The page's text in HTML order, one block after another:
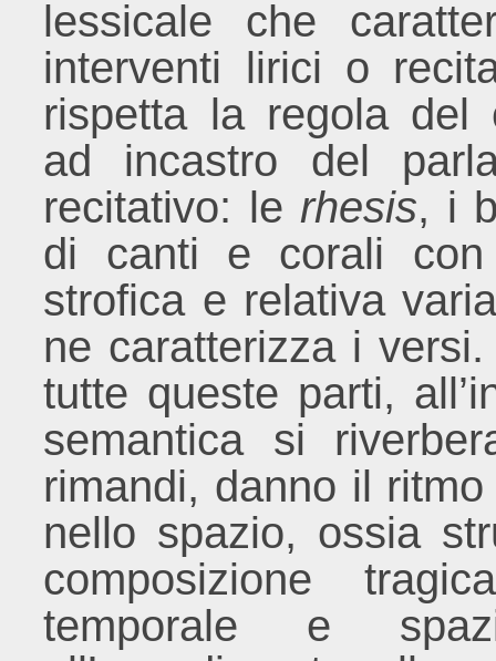
lessicale che
interventi lirici o
rispetta la regola del
ad incastro del
recitativo: le rhesis, i
di canti e corali con
strofica e relativa
ne caratterizza i versi.
tutte queste parti,
semantica si
rimandi, danno il
nello spazio, ossia
composizione
temporale e